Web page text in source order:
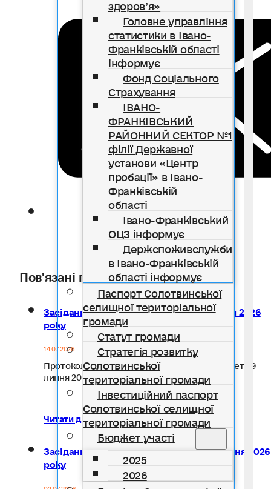
Головне управління
статистики в Івано-
Франківській області
інформує
Фонд Соціального
Страхування
ІВАНО-
ФРАНКІВСЬКИЙ
РАЙОННИЙ СЕКТОР №1
філії Державної
установи «Центр
пробації» в Івано-
Франківській
області
Івано-Франківський
ОЦЗ інформує
Держспоживслужби
в Івано-Франківській
області інформує
Паспорт Солотвинської
селищної територіальної
громади
Статут громади
Стратегія розвитку
Солотвинської
територіальної громади
Інвестиційний паспорт
Солотвинської селищної
територіальної громади
Бюджет участі
2025
2026
Пов'язані публікації
Засідання Виконавчого комітету 9 липня 2026
року
14.07.2026
Протокол № 10 засідання Виконавчого комітету 9
липня 2026 року…
Читати далі...
Засідання Виконавчого комітету 26 червня 2026
року